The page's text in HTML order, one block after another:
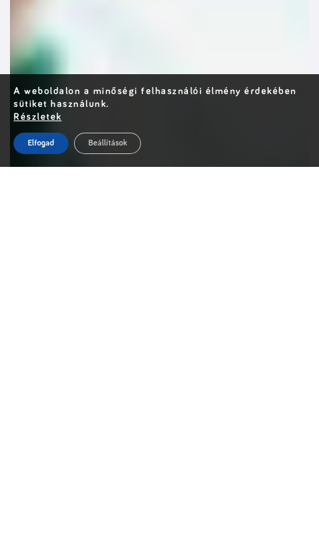
A weboldalon a minőségi felhasználói élmény érdekében
sütiket használunk.
Részletek
Elfogad Beállítások